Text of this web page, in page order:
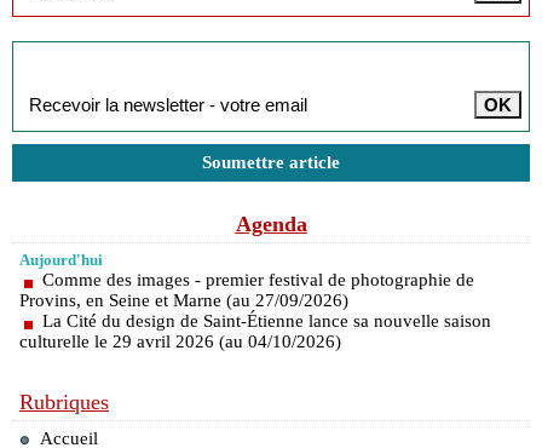
Soumettre article
Agenda
Aujourd'hui
Comme des images - premier festival de photographie de
Provins, en Seine et Marne (au 27/09/2026)
La Cité du design de Saint-Étienne lance sa nouvelle saison
culturelle le 29 avril 2026 (au 04/10/2026)
Rubriques
Accueil